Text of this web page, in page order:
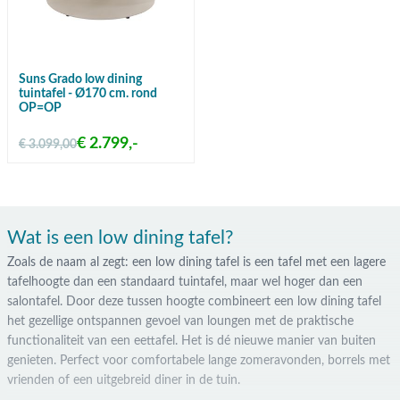
Suns Grado low dining
tuintafel - Ø170 cm. rond
OP=OP
€ 3.099,00€ 2.799,-
Wat is een low dining tafel?
Zoals de naam al zegt: een low dining tafel is een tafel met een lagere
tafelhoogte dan een standaard tuintafel, maar wel hoger dan een
salontafel. Door deze tussen hoogte combineert een low dining tafel
het gezellige ontspannen gevoel van loungen met de praktische
functionaliteit van een eettafel. Het is dé nieuwe manier van buiten
genieten. Perfect voor comfortabele lange zomeravonden, borrels met
vrienden of een uitgebreid diner in de tuin.